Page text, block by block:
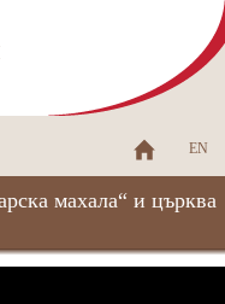
EN
махала“ и църква